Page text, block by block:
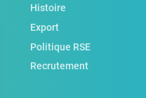
Histoire
Export
Politique RSE
Recrutement